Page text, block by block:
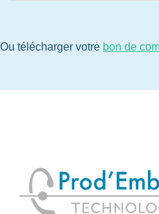
Ou télécharger votre bon de